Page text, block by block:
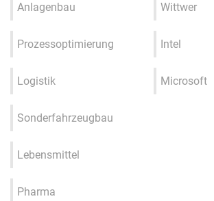
Anlagenbau
Prozessoptimierung
Logistik
Sonderfahrzeugbau
Lebensmittel
Pharma
Wittwer
Intel
Microsoft